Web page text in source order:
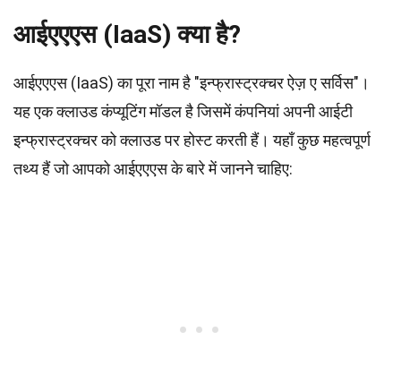
आईएएएस (IaaS) क्या है?
आईएएएस (IaaS) का पूरा नाम है "इन्फ्रास्ट्रक्चर ऐज़ ए सर्विस"।
यह एक क्लाउड कंप्यूटिंग मॉडल है जिसमें कंपनियां अपनी आईटी
इन्फ्रास्ट्रक्चर को क्लाउड पर होस्ट करती हैं। यहाँ कुछ महत्वपूर्ण
तथ्य हैं जो आपको आईएएएस के बारे में जानने चाहिए: